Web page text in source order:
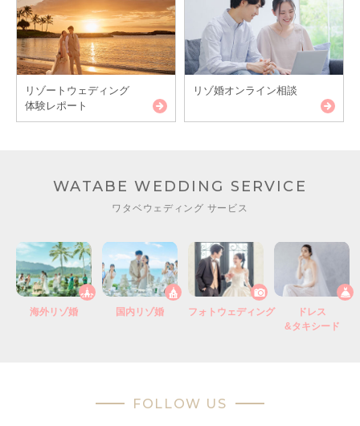
リゾートウェディング
体験レポート
リゾ婚オンライン相談
WATABE WEDDING SERVICE
ワタベウェディング サービス
海外リゾ婚 国内リゾ婚 フォトウェディング
ドレス
&タキシード
FOLLOW US